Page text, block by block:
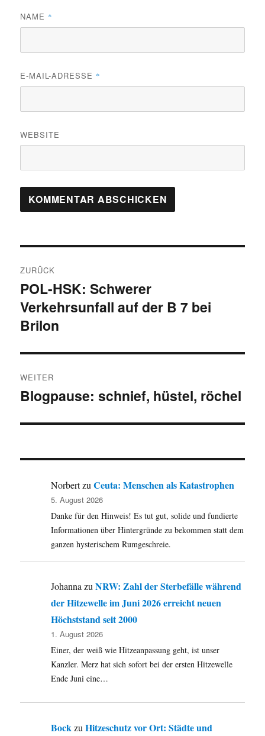
NAME *
E-MAIL-ADRESSE *
WEBSITE
ZURÜCK
Vorheriger
Beitrag:
POL-HSK: Schwerer
Verkehrsunfall auf der B 7 bei
Brilon
WEITER
Nächster
Blogpause: schnief, hüstel, röchel
NorbertzuCeuta: Menschen als Katastrophen
5. August 2026
Danke für den Hinweis! Es tut gut, solide und fundierte
Informationen über Hintergründe zu bekommen statt dem
ganzen hysterischem Rumgeschreie.
Johanna zuNRW: Zahl der Sterbefälle während
der Hitzewelle im Juni 2026 erreicht neuen
Höchststand seit 2000
1. August 2026
Einer, der weiß wie Hitzeanpassung geht, ist unser
Kanzler. Merz hat sich sofort bei der ersten Hitzewelle
Ende Juni eine…
BockzuHitzeschutz vor Ort: Städte und